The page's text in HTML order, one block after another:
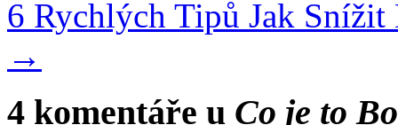
6 Rychlých Tipů Jak
→
4 komentáře u Co je to